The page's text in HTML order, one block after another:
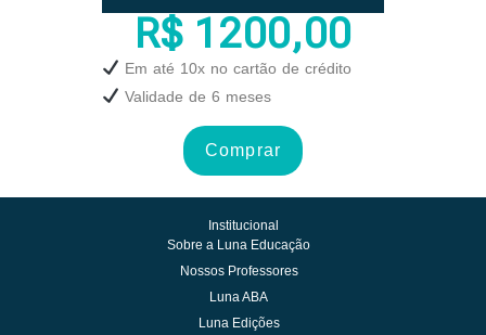
R$ 1200,00
Em até 10x no cartão de crédito
Validade de 6 meses
Comprar
Institucional
Sobre a Luna Educação
Nossos Professores
Luna ABA
Luna Edições